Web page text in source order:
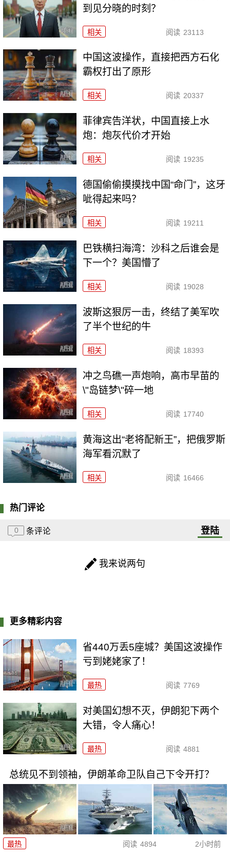
到见分晓的时刻？
相关 阅读 23113
中国这波操作，直接把西方石化
霸权打出了原形
相关 阅读 20337
菲律宾告洋状，中国直接上水
炮：炮灰代价才开始
相关 阅读 19235
德国偷偷摸摸找中国“命门”，这牙
呲得起来吗？
相关 阅读 19211
巴铁横扫海湾：沙科之后谁会是
下一个？美国懵了
相关 阅读 19028
波斯这狠厉一击，终结了美军吹
了半个世纪的牛
相关 阅读 18393
冲之鸟礁一声炮响，高市早苗的
\"岛链梦\"碎一地
相关 阅读 17740
黄海这出“老将配新王”，把俄罗斯
海军看沉默了
相关 阅读 16466
热门评论
0 条评论 登陆
我来说两句
更多精彩内容
省440万丢5座城？美国这波操作
亏到姥姥家了！
最热 阅读 7769
对美国幻想不灭，伊朗犯下两个
大错，令人痛心！
最热 阅读 4881
总统见不到领袖，伊朗革命卫队自己下令开打？
最热 阅读 4894 2小时前